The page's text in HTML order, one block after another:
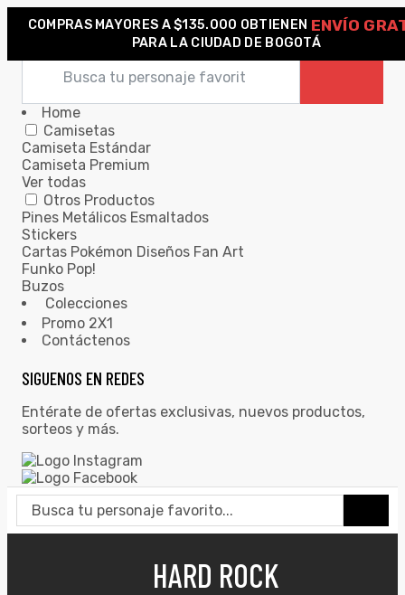
COMPRAS MAYORES A $135.000 OBTIENEN ENVÍO
PARA LA CIUDAD DE BOGOTÁ
Home
Camisetas
Camiseta Estándar
Camiseta Premium
Ver todas
Otros Productos
Pines Metálicos Esmaltados
Stickers
Cartas Pokémon Diseños Fan Art
Funko Pop!
Buzos
Colecciones
Promo 2X1
Contáctenos
SIGUENOS EN REDES
Entérate de ofertas exclusivas, nuevos productos,
sorteos y más.
HARD ROCK